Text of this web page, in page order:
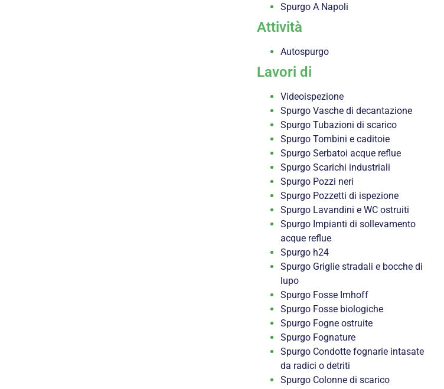
Spurgo A Napoli
Attività
Autospurgo
Lavori di
Videoispezione
Spurgo Vasche di decantazione
Spurgo Tubazioni di scarico
Spurgo Tombini e caditoie
Spurgo Serbatoi acque reflue
Spurgo Scarichi industriali
Spurgo Pozzi neri
Spurgo Pozzetti di ispezione
Spurgo Lavandini e WC ostruiti
Spurgo Impianti di sollevamento
acque reflue
Spurgo h24
Spurgo Griglie stradali e bocche di
lupo
Spurgo Fosse Imhoff
Spurgo Fosse biologiche
Spurgo Fogne ostruite
Spurgo Fognature
Spurgo Condotte fognarie intasate
da radici o detriti
Spurgo Colonne di scarico